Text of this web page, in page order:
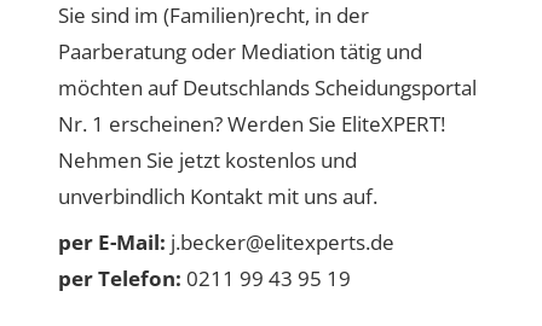
Sie sind im (Familien)recht, in der
Paarberatung oder Mediation tätig und
möchten auf Deutschlands Scheidungsportal
Nr. 1 erscheinen? Werden Sie EliteXPERT!
Nehmen Sie jetzt kostenlos und
unverbindlich Kontakt mit uns auf.
per E-Mail: j.becker@elitexperts.de
per Telefon: 0211 99 43 95 19